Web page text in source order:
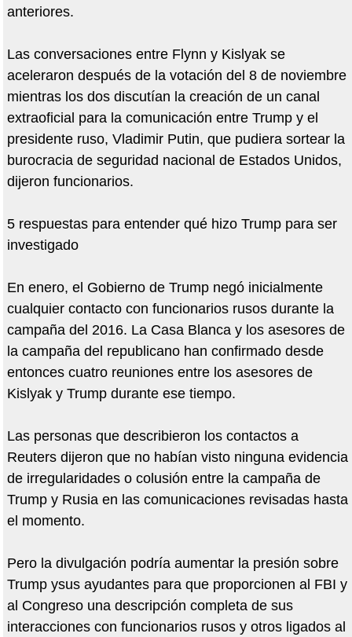
anteriores.
Las conversaciones entre Flynn y Kislyak se
aceleraron después de la votación del 8 de noviembre
mientras los dos discutían la creación de un canal
extraoficial para la comunicación entre Trump y el
presidente ruso, Vladimir Putin, que pudiera sortear la
burocracia de seguridad nacional de Estados Unidos,
dijeron funcionarios.
5 respuestas para entender qué hizo Trump para ser
investigado
En enero, el Gobierno de Trump negó inicialmente
cualquier contacto con funcionarios rusos durante la
campaña del 2016. La Casa Blanca y los asesores de
la campaña del republicano han confirmado desde
entonces cuatro reuniones entre los asesores de
Kislyak y Trump durante ese tiempo.
Las personas que describieron los contactos a
Reuters dijeron que no habían visto ninguna evidencia
de irregularidades o colusión entre la campaña de
Trump y Rusia en las comunicaciones revisadas hasta
el momento.
Pero la divulgación podría aumentar la presión sobre
Trump ysus ayudantes para que proporcionen al FBI y
al Congreso una descripción completa de sus
interacciones con funcionarios rusos y otros ligados al